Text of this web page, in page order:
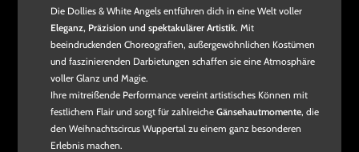
Die Dollies & White Angels entführen dich in eine Welt voller
Eleganz, Präzision und spektakulärer Artistik. Mit
beeindruckenden Choreografien, außergewöhnlichen Kostümen
und faszinierenden Darbietungen schaffen sie eine Atmosphäre
voller Glanz und Magie.
Ihre mitreißende Performance vereint artistisches Können mit
festlichem Flair und sorgt für zahlreiche Gänsehautmomente, die
den Weihnachtscircus Wuppertal zu einem ganz besonderen
Erlebnis machen.